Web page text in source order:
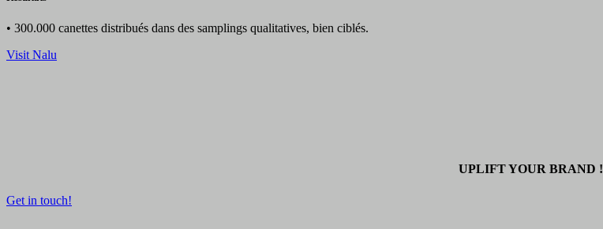
• 300.000 canettes distribués dans des samplings qualitatives, bien ciblés.
Visit Nalu
UPLIFT YOUR BRAND !
Get in touch!